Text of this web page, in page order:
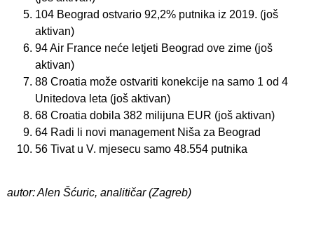
104 Beograd ostvario 92,2% putnika iz 2019. (još
aktivan)
94 Air France neće letjeti Beograd ove zime (još
aktivan)
88 Croatia može ostvariti konekcije na samo 1 od 4
Unitedova leta (još aktivan)
68 Croatia dobila 382 milijuna EUR (još aktivan)
64 Radi li novi management Niša za Beograd
56 Tivat u V. mjesecu samo 48.554 putnika
autor: Alen Šćuric, analitičar (Zagreb)